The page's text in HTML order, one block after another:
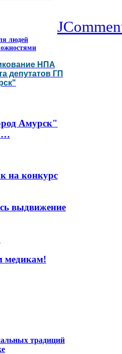
людей
НПА
депутатов ГП
Амурск"
на конкурс
выдвижение
медикам!
традиций